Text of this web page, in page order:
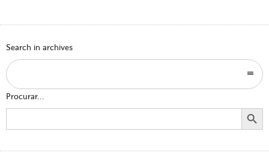
Search in archives
Procurar...
Search
Search Button